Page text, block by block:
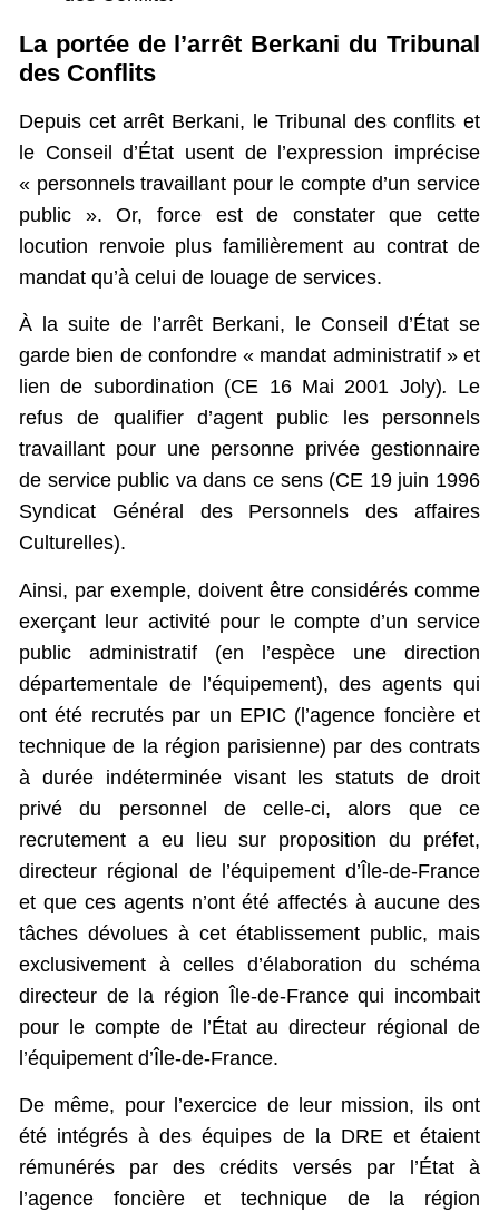
La portée de l’arrêt Berkani du Tribunal
des Conflits
Depuis cet arrêt Berkani, le Tribunal des conflits et
le Conseil d’État usent de l’expression imprécise
« personnels travaillant pour le compte d’un service
public ». Or, force est de constater que cette
locution renvoie plus familièrement au contrat de
mandat qu’à celui de louage de services.
À la suite de l’arrêt Berkani, le Conseil d’État se
garde bien de confondre « mandat administratif » et
lien de subordination (CE 16 Mai 2001 Joly). Le
refus de qualifier d’agent public les personnels
travaillant pour une personne privée gestionnaire
de service public va dans ce sens (CE 19 juin 1996
Syndicat Général des Personnels des affaires
Culturelles).
Ainsi, par exemple, doivent être considérés comme
exerçant leur activité pour le compte d’un service
public administratif (en l’espèce une direction
départementale de l’équipement), des agents qui
ont été recrutés par un EPIC (l’agence foncière et
technique de la région parisienne) par des contrats
à durée indéterminée visant les statuts de droit
privé du personnel de celle-ci, alors que ce
recrutement a eu lieu sur proposition du préfet,
directeur régional de l’équipement d’Île-de-France
et que ces agents n’ont été affectés à aucune des
tâches dévolues à cet établissement public, mais
exclusivement à celles d’élaboration du schéma
directeur de la région Île-de-France qui incombait
pour le compte de l’État au directeur régional de
l’équipement d’Île-de-France.
De même, pour l’exercice de leur mission, ils ont
été intégrés à des équipes de la DRE et étaient
rémunérés par des crédits versés par l’État à
l’agence foncière et technique de la région